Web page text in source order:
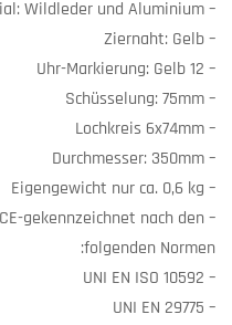
– Material: Wildleder und Aluminium
– Ziernaht: Gelb
– 12 Uhr-Markierung: Gelb
– Schüsselung: 75mm
– Lochkreis 6x74mm
– Durchmesser: 350mm
– Eigengewicht nur ca. 0,6 kg
gekennzeichnet nach den
folgenden Normen:
– UNI EN ISO 10592
– UNI EN 29775